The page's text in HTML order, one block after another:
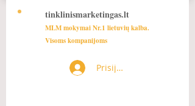
tinklinismarketingas.lt
MLM mokymai Nr.1 lietuvių kalba.
Visoms kompanijoms
Prisijungti